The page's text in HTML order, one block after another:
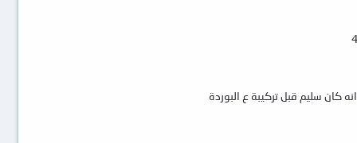
كان سليم قبل تركيبة ع البوردة